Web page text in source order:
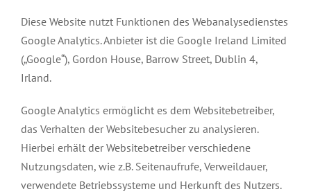
Diese Website nutzt Funktionen des Webanalysedienstes
Google Analytics. Anbieter ist die Google Ireland Limited
(„Google“), Gordon House, Barrow Street, Dublin 4,
Irland.
Google Analytics ermöglicht es dem Websitebetreiber,
das Verhalten der Websitebesucher zu analysieren.
Hierbei erhält der Websitebetreiber verschiedene
Nutzungsdaten, wie z.B. Seitenaufrufe, Verweildauer,
verwendete Betriebssysteme und Herkunft des Nutzers.